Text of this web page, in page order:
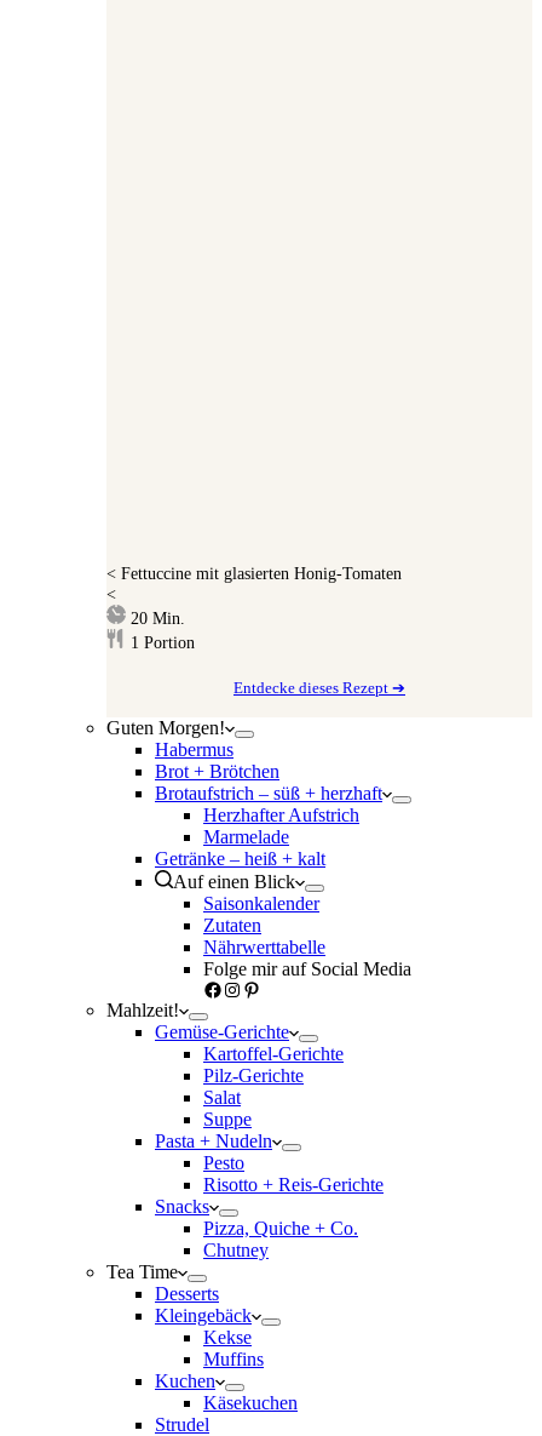
< Fettuccine mit glasierten Honig-Tomaten
<
20Minuten
Min.
1 Portion
Entdecke dieses Rezept ➔
Guten Morgen!
Habermus
Brot + Brötchen
Brotaufstrich – süß + herzhaft
Herzhafter Aufstrich
Marmelade
Getränke – heiß + kalt
Auf einen Blick
Saisonkalender
Zutaten
Nährwerttabelle
Folge mir auf Social Media
Facebook
Instagram
Pinterest
Mahlzeit!
Gemüse-Gerichte
Kartoffel-Gerichte
Pilz-Gerichte
Salat
Suppe
Pasta + Nudeln
Pesto
Risotto + Reis-Gerichte
Snacks
Pizza, Quiche + Co.
Chutney
Tea Time
Desserts
Kleingebäck
Kekse
Muffins
Kuchen
Käsekuchen
Strudel